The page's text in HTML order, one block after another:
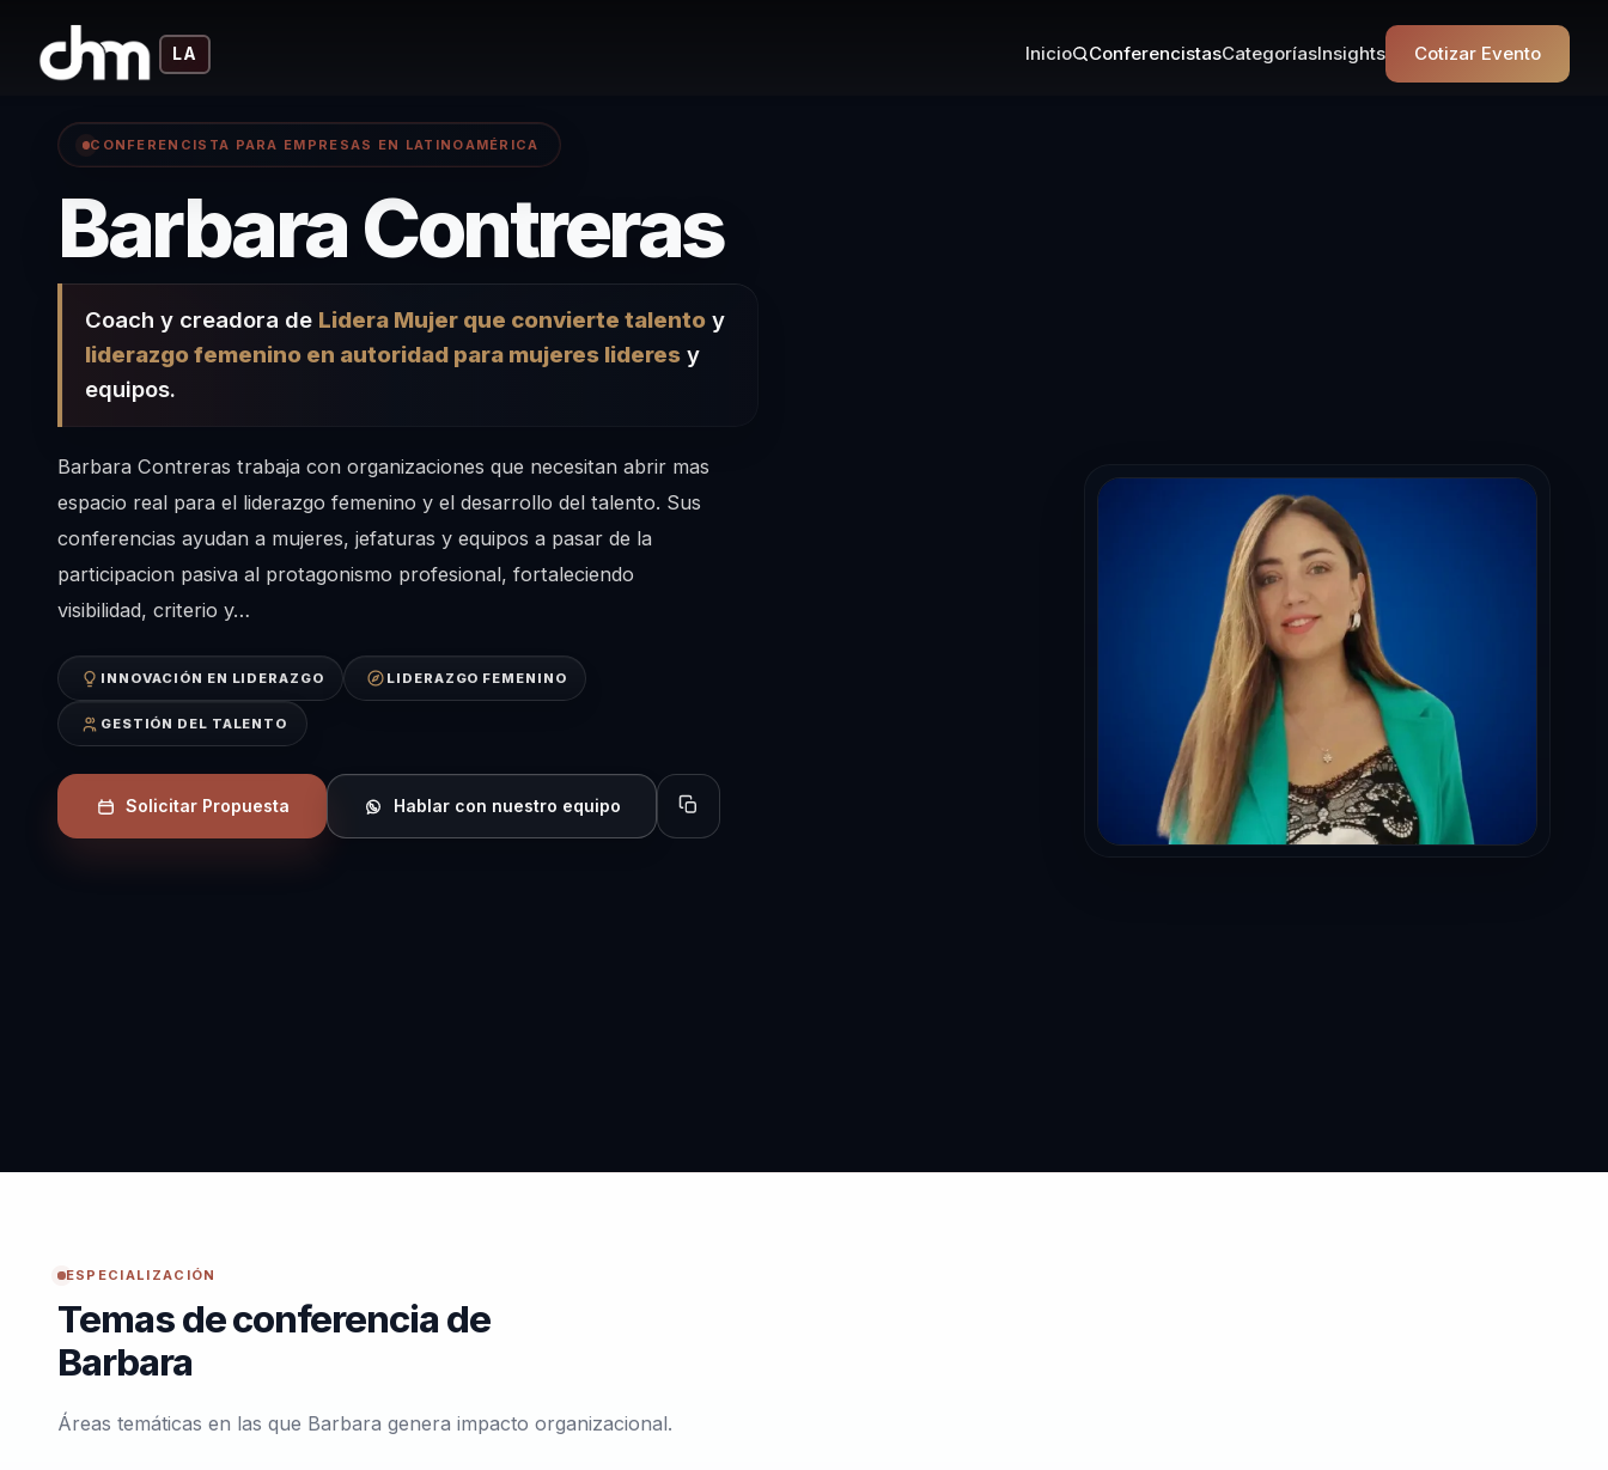
LA Inicio ConferencistasCategoríasInsights Cotizar Evento
CONFERENCISTA PARA EMPRESAS EN LATINOAMÉRICA
Barbara Contreras– Conferencista en
Coach y creadora de Lidera Mujer que convierte talentoy
liderazgo femenino en autoridad para mujeres lideresy
equipos.
Barbara Contreras trabaja con organizaciones que necesitan abrir mas
espacio real para el liderazgo femenino y el desarrollo del talento. Sus
conferencias ayudan a mujeres, jefaturas y equipos a pasar de la
participacion pasiva al protagonismo profesional, fortaleciendo
visibilidad, criterio y…
INNOVACIÓN EN LIDERAZGO LIDERAZGO FEMENINO
GESTIÓN DEL TALENTO
Solicitar Propuesta Hablar con nuestro equipo Copiar perfil para compartir
ESPECIALIZACIÓN
Temas de conferencia de
Barbara
Áreas temáticas en las que Barbara genera impacto organizacional.